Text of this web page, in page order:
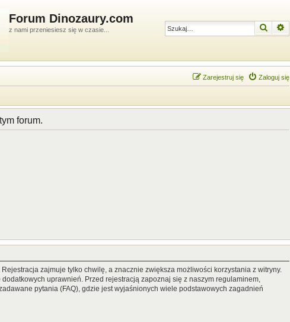
Forum Dinozaury.com
z nami przeniesiesz się w czasie... Szukaj
Zaloguj się
Zarejestruj się
forum.
zajmuje tylko chwilę, a znacznie zwiększa możliwości korzystania z witryny.
uprawnień. Przed rejestracją zapoznaj się z naszym regulaminem,
pytania (FAQ), gdzie jest wyjaśnionych wiele podstawowych zagadnień